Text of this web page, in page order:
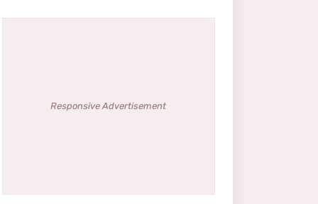
Responsive Advertisement